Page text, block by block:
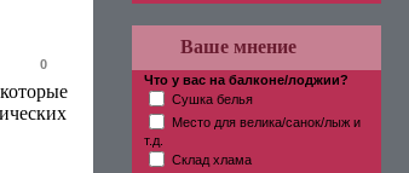
0
Ваше мнение
Что у вас на балконе/лоджии?
Сушка белья
Место для велика/санок/лыж и
т.д.
Склад хлама